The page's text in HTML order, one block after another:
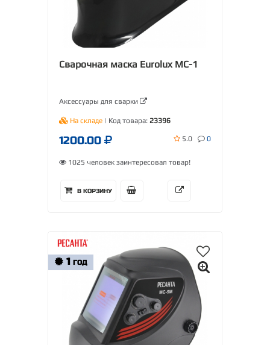
Сварочная маска Eurolux МС-1
Аксессуары для сварки
На складе | Код товара: 23396
1200.00 5.0 0
1025 человек заинтересовал товар!
В КОРЗИНУ
1 ГОД